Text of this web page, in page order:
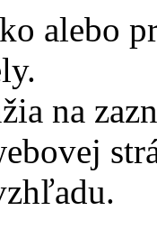
alebo
na